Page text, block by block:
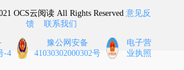
OCS云阅读 All Rights Reserved 意见反
馈
联系我们
-4
豫公网安备
41030302000302号
电子营
业执照